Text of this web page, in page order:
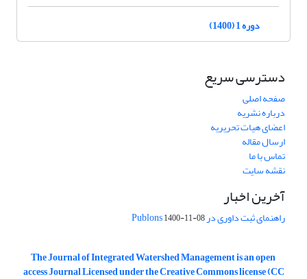
دوره 1 (1400)
دسترسی سریع
صفحه اصلی
درباره نشریه
اعضای هیات تحریریه
ارسال مقاله
تماس با ما
نقشه سایت
آخرین اخبار
راهنمای ثبت داوری در Publons1400-11-08
The Journal of Integrated Watershed Management is an open
access Journal Licensed under the Creative Commons license (CC